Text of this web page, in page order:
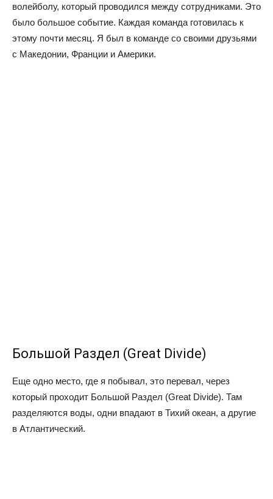
волейболу, который проводился между сотрудниками. Это
было большое событие. Каждая команда готовилась к
этому почти месяц. Я был в команде со своими друзьями
с Македонии, Франции и Америки.
Большой Раздел (Great Divide)
Еще одно место, где я побывал, это перевал, через
который проходит Большой Раздел (Great Divide). Там
разделяются воды, одни впадают в Тихий океан, а другие
в Атлантический.